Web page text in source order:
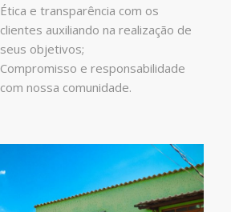
Ética e transparência com os
clientes auxiliando na realização de
seus objetivos;
Compromisso e responsabilidade
com nossa comunidade.